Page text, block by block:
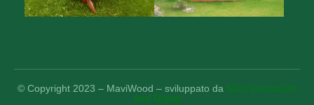
© Copyright 2023 – MaviWood – sviluppato da Mavi Innovation
And Digital